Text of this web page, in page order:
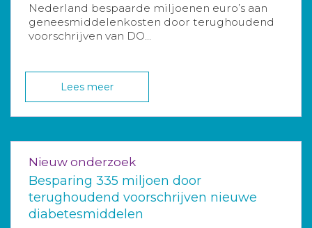
Nederland bespaarde miljoenen euro’s aan
geneesmiddelenkosten door terughoudend
voorschrijven van DO...
Lees meer
Nieuw onderzoek
Besparing 335 miljoen door
terughoudend voorschrijven nieuwe
diabetesmiddelen